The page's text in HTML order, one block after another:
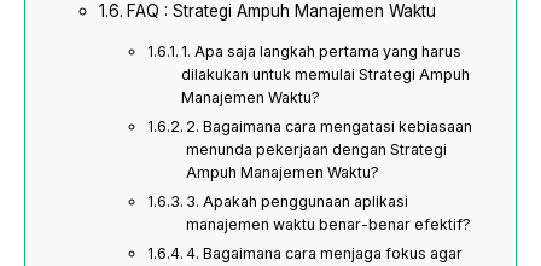
FAQ : Strategi Ampuh Manajemen Waktu
1. Apa saja langkah pertama yang harus
dilakukan untuk memulai Strategi Ampuh
Manajemen Waktu?
2. Bagaimana cara mengatasi kebiasaan
menunda pekerjaan dengan Strategi
Ampuh Manajemen Waktu?
3. Apakah penggunaan aplikasi
manajemen waktu benar-benar efektif?
4. Bagaimana cara menjaga fokus agar